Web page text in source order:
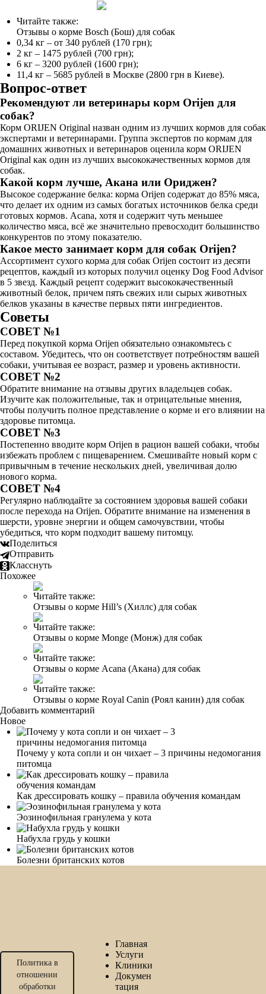
Читайте также:
Отзывы о корме Bosch (Бош) для собак
0,34 кг – от 340 рублей (170 грн);
2 кг – 1475 рублей (700 грн);
6 кг – 3200 рублей (1600 грн);
11,4 кг – 5685 рублей в Москве (2800 грн в Киеве).
Вопрос-ответ
Рекомендуют ли ветеринары корм Orijen для
собак?
Корм ORIJEN Original назван одним из лучших кормов для собак
экспертами и ветеринарами. Группа экспертов по кормам для
домашних животных и ветеринаров оценила корм ORIJEN
Original как один из лучших высококачественных кормов для
собак.
Какой корм лучше, Акана или Ориджен?
Высокое содержание белка: корма Orijen содержат до 85% мяса,
что делает их одним из самых богатых источников белка среди
готовых кормов. Acana, хотя и содержит чуть меньшее
количество мяса, всё же значительно превосходит большинство
конкурентов по этому показателю.
Какое место занимает корм для собак Orijen?
Ассортимент сухого корма для собак Orijen состоит из десяти
рецептов, каждый из которых получил оценку Dog Food Advisor
в 5 звезд. Каждый рецепт содержит высококачественный
животный белок, причем пять свежих или сырых животных
белков указаны в качестве первых пяти ингредиентов.
Советы
СОВЕТ №1
Перед покупкой корма Orijen обязательно ознакомьтесь с
составом. Убедитесь, что он соответствует потребностям вашей
собаки, учитывая ее возраст, размер и уровень активности.
СОВЕТ №2
Обратите внимание на отзывы других владельцев собак.
Изучите как положительные, так и отрицательные мнения,
чтобы получить полное представление о корме и его влиянии на
здоровье питомца.
СОВЕТ №3
Постепенно вводите корм Orijen в рацион вашей собаки, чтобы
избежать проблем с пищеварением. Смешивайте новый корм с
привычным в течение нескольких дней, увеличивая долю
нового корма.
СОВЕТ №4
Регулярно наблюдайте за состоянием здоровья вашей собаки
после перехода на Orijen. Обратите внимание на изменения в
шерсти, уровне энергии и общем самочувствии, чтобы
убедиться, что корм подходит вашему питомцу.
Поделиться
Отправить
Класснуть
Похожее
Читайте также:
Отзывы о корме Hill’s (Хиллс) для собак
Читайте также:
Отзывы о корме Monge (Монж) для собак
Читайте также:
Отзывы о корме Acana (Акана) для собак
Читайте также:
Отзывы о корме Royal Canin (Роял канин) для собак
Добавить комментарий
Новое
Почему у кота сопли и он чихает – 3 причины недомогания
питомца
Как дрессировать кошку – правила обучения командам
Эозинофильная гранулема у кота
Набухла грудь у кошки
Болезни британских котов
Политика в
отношении
обработки
Главная
Услуги
Клиники
Докумен
тация